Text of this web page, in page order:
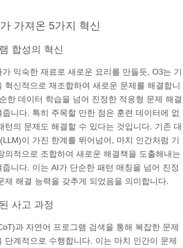
가져온 5가지 혁신
합성의 혁신
가 익숙한 재료로 새로운 요리를 만들듯, O3는 기
혁신적으로 재조합하여 새로운 문제를 해결합니
한 데이터 학습을 넘어 진정한 적응형 문제 해결
줍니다. 특히 주목할 만한 점은 훈련 데이터에 없
턴의 문제도 해결할 수 있다는 것입니다. 기존 대
이 가진 한계를 뛰어넘어, 마치 인간처럼 기
의적으로 조합하여 새로운 해결책을 도출해내는
줍니다. 이는 AI가 단순한 패턴 매칭을 넘어 진정
제 해결 능력을 갖추게 되었음을 의미합니다.
사고 과정
과 자연어 프로그램 검색을 통해 복잡한 문제
단계적으로 수행합니다. 이는 마치 인간이 문제